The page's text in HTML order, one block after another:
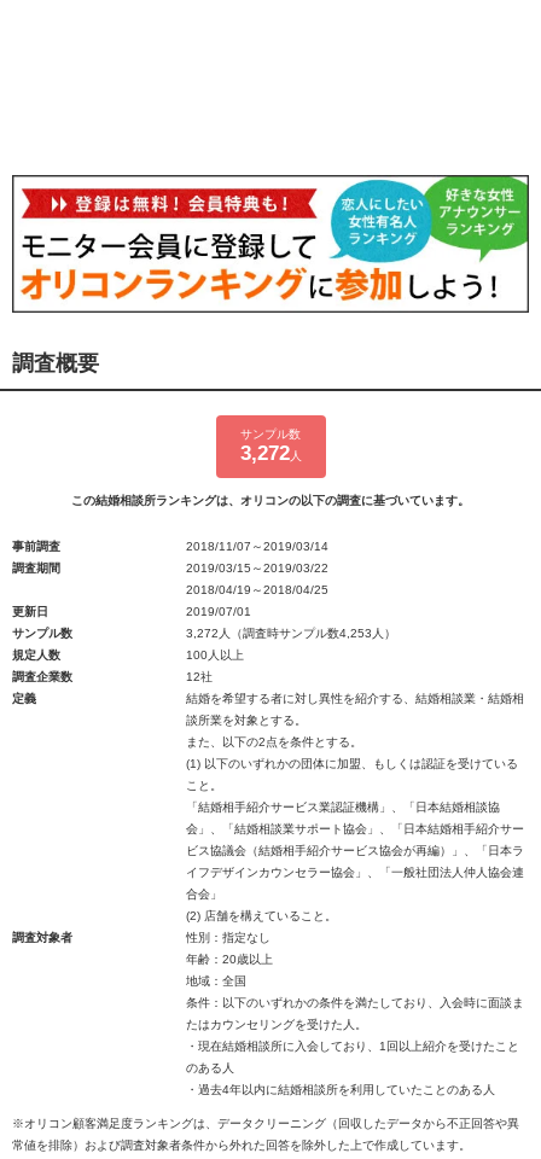
調査概要
サンプル数
3,272人
この結婚相談所ランキングは、オリコンの以下の調査に基づいています。
事前調査
2018/11/07～2019/03/14
調査期間
2019/03/15～2019/03/22
2018/04/19～2018/04/25
更新日
2019/07/01
サンプル数
3,272人（調査時サンプル数4,253人）
規定人数
100人以上
調査企業数
12社
定義
結婚を希望する者に対し異性を紹介する、結婚相談業・結婚相
談所業を対象とする。
また、以下の2点を条件とする。
(1) 以下のいずれかの団体に加盟、もしくは認証を受けている
こと。
「結婚相手紹介サービス業認証機構」、「日本結婚相談協
会」、「結婚相談業サポート協会」、「日本結婚相手紹介サー
ビス協議会（結婚相手紹介サービス協会が再編）」、「日本ラ
イフデザインカウンセラー協会」、「一般社団法人仲人協会連
合会」
(2) 店舗を構えていること。
調査対象者
性別：指定なし
年齢：20歳以上
地域：全国
条件：以下のいずれかの条件を満たしており、入会時に面談ま
たはカウンセリングを受けた人。
・現在結婚相談所に入会しており、1回以上紹介を受けたこと
のある人
・過去4年以内に結婚相談所を利用していたことのある人
※オリコン顧客満足度ランキングは、データクリーニング（回収したデータから不正回答や異
常値を排除）および調査対象者条件から外れた回答を除外した上で作成しています。